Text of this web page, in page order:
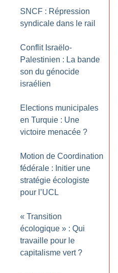
SNCF : Répression
syndicale dans le rail
Conflit Israëlo-
Palestinien : La bande
son du génocide
israélien
Elections municipales
en Turquie : Une
victoire menacée ?
Motion de Coordination
fédérale : Initier une
stratégie écologiste
pour l’UCL
« Transition
écologique » : Qui
travaille pour le
capitalisme vert ?